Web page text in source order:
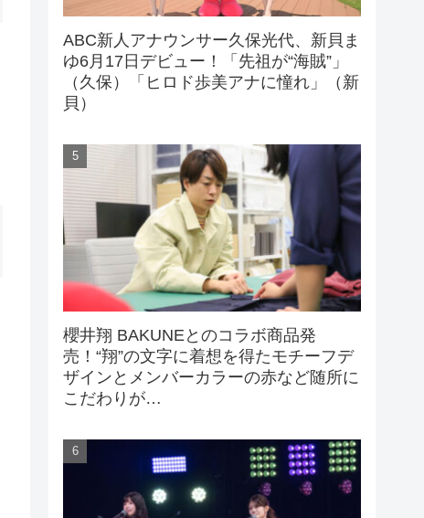
ABC新人アナウンサー久保光代、新貝ま
ゆ6月17日デビュー！「先祖が“海賊”」
（久保）「ヒロド歩美アナに憧れ」（新
貝）
櫻井翔 BAKUNEとのコラボ商品発
売！“翔”の文字に着想を得たモチーフデ
ザインとメンバーカラーの赤など随所に
こだわりが…